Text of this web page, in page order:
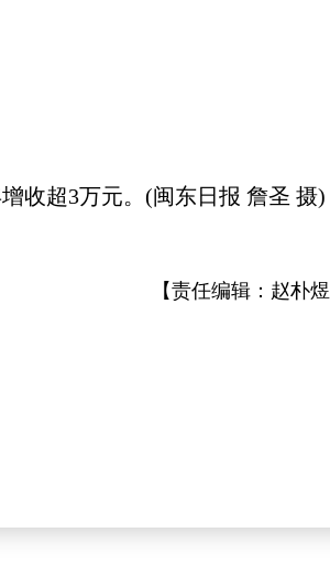
收超3万元。(闽东日报 詹圣 摄)
【责任编辑： 赵朴煜